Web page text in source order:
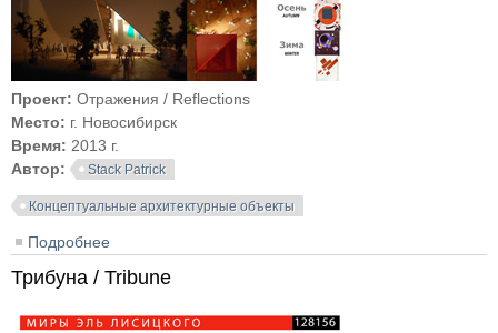
Проект: Отражения / Reflections
Место: г. Новосибирск
Время: 2013 г.
Автор:
Stack Patrick
Концептуальные архитектурные объекты
Подробнее
Трибуна / Tribune